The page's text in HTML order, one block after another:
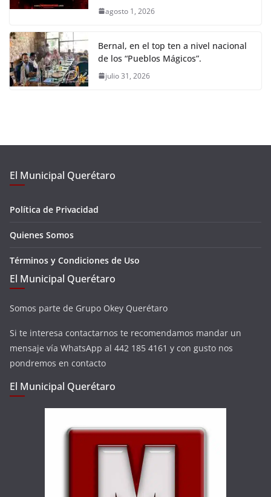
agosto 1, 2026
Bernal, en el top ten a nivel nacional
de los “Pueblos Mágicos”.
julio 31, 2026
El Municipal Querétaro
Política de Privacidad
Quienes Somos
Términos y Condiciones de Uso
El Municipal Querétaro
Somos parte de Grupo Okey Querétaro
Si te interesa contactarnos te recomendamos mandar un
mensaje vía WhatsApp al 442 185 4161 y con gusto nos
pondremos en contacto
El Municipal Querétaro